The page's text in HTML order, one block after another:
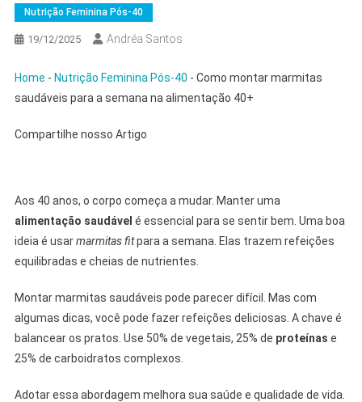
Nutrição Feminina Pós-40
19/12/2025 Andréa Santos
Home - Nutrição Feminina Pós-40 - Como montar marmitas
saudáveis para a semana na alimentação 40+
Compartilhe nosso Artigo
Aos 40 anos, o corpo começa a mudar. Manter uma
alimentação saudável é essencial para se sentir bem. Uma boa
ideia é usarmarmitas fitpara a semana. Elas trazem refeições
equilibradas e cheias de nutrientes.
Montar marmitas saudáveis pode parecer difícil. Mas com
algumas dicas, você pode fazer refeições deliciosas. A chave é
balancear os pratos. Use 50% de vegetais, 25% de proteínas e
25% de carboidratos complexos.
Adotar essa abordagem melhora sua saúde e qualidade de vida.